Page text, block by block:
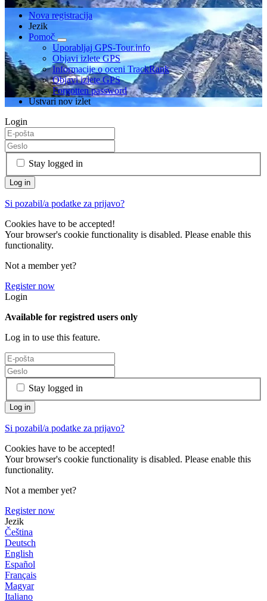
Nova registracija
Jezik
Pomoč
Uporabljaj GPS-Tour.info
Objavi izlete GPS
Informacije o oceni TrackRank
Objavi izlete GPS
Forgotten password
Ustvari nov izlet
Login
Stay logged in
Si pozabil/a podatke za prijavo?
Cookies have to be accepted!
Your browser's cookie functionality is disabled. Please enable this
functionality.
Not a member yet?
Register now
Login
Available for registred users only
Log in to use this feature.
Stay logged in
Si pozabil/a podatke za prijavo?
Cookies have to be accepted!
Your browser's cookie functionality is disabled. Please enable this
functionality.
Not a member yet?
Register now
Jezik
Čeština
Deutsch
English
Español
Français
Magyar
Italiano